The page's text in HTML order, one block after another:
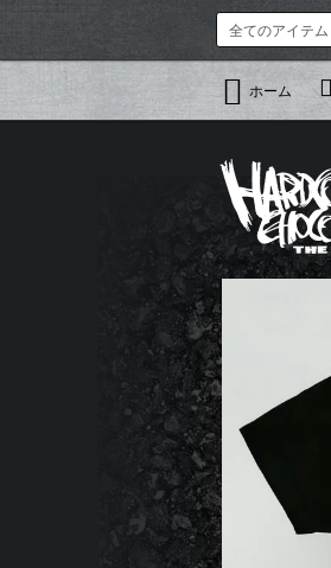
ホーム